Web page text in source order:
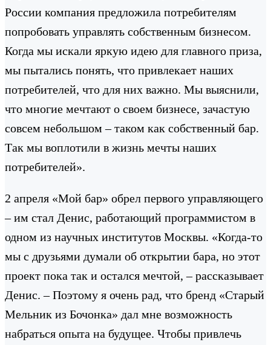
России компания предложила потребителям
попробовать управлять собственным бизнесом.
Когда мы искали яркую идею для главного приза,
мы пытались понять, что привлекает наших
потребителей, что для них важно. Мы выяснили,
что многие мечтают о своем бизнесе, зачастую
совсем небольшом – таком как собственный бар.
Так мы воплотили в жизнь мечты наших
потребителей».
2 апреля «Мой бар» обрел первого управляющего
– им стал Денис, работающий программистом в
одном из научных институтов Москвы. «Когда-то
мы с друзьями думали об открытии бара, но этот
проект пока так и остался мечтой, – рассказывает
Денис. – Поэтому я очень рад, что бренд «Старый
Мельник из Бочонка» дал мне возможность
набраться опыта на будущее. Чтобы привлечь